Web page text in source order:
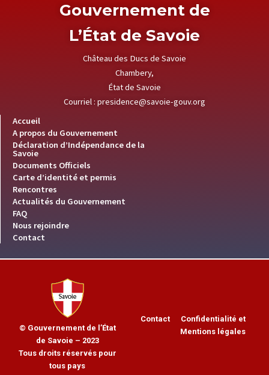
Gouvernement de
L’État de Savoie
Château des Ducs de Savoie
Chambery,
État de Savoie
Courriel : presidence@savoie-gouv.org
Accueil
A propos du Gouvernement
Déclaration d’Indépendance de la
Savoie
Documents Officiels
Carte d’identité et permis
Rencontres
Actualités du Gouvernement
FAQ
Nous rejoindre
Contact
© Gouvernement de l’État
de Savoie – 2023
Tous droits réservés pour
tous pays
Contact
Confidentialité et
Mentions légales